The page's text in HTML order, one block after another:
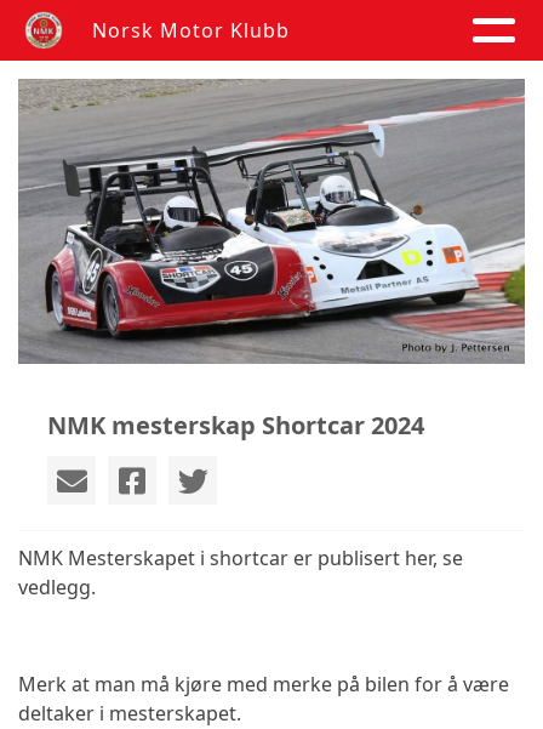
Norsk Motor Klubb
NMK mesterskap Shortcar 2024
NMK Mesterskapet i shortcar er publisert her, se
vedlegg.
Merk at man må kjøre med merke på bilen for å være
deltaker i mesterskapet.